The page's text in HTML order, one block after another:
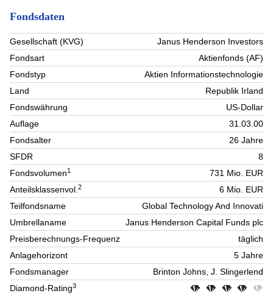
Fondsdaten
Gesellschaft (KVG)
Janus Henderson Investors
Fondsart
Aktienfonds (AF)
Fondstyp
Aktien Informationstechnologie
Land
Republik Irland
Fondswährung
US-Dollar
Auflage
31.03.00
Fondsalter
26 Jahre
SFDR
8
Fondsvolumen1
731 Mio. EUR
Anteilsklassenvol.2
6 Mio. EUR
Teilfondsname
Global Technology And Innovati
Umbrellaname
Janus Henderson Capital Funds plc
Preisberechnungs-Frequenz
täglich
Anlagehorizont
5 Jahre
Fondsmanager
Brinton Johns, J. Slingerlend
Diamond-Rating3